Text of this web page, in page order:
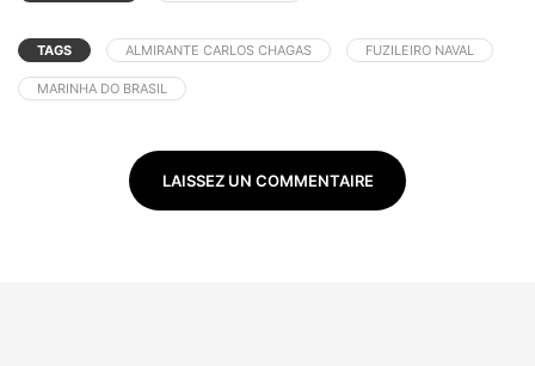
TAGS ALMIRANTE CARLOS CHAGAS FUZILEIRO NAVAL
MARINHA DO BRASIL
LAISSEZ UN COMMENTAIRE